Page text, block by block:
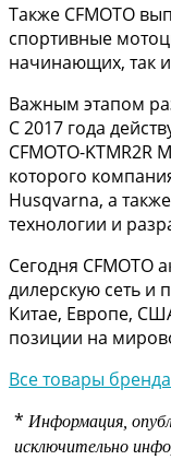
Также CFMOTO
спортивные
начинающих, так
Важным этапом
С 2017 года
CFMOTO-KTMR2R
которого
Husqvarna, а
технологии и
Сегодня CFMOTO
дилерскую сеть и
Китае, Европе,
позиции на
Все товары
* Информация,
исключительно